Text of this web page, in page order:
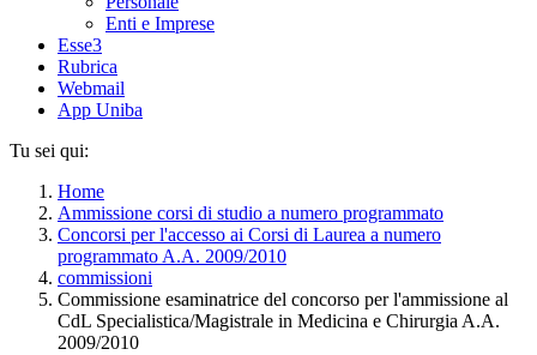
Enti e Imprese
Esse3
Rubrica
Webmail
App Uniba
Tu sei qui:
Home
Ammissione corsi di studio a numero programmato
Concorsi per l'accesso ai Corsi di Laurea a numero
programmato A.A. 2009/2010
commissioni
Commissione esaminatrice del concorso per l'ammissione al
CdL Specialistica/Magistrale in Medicina e Chirurgia A.A.
2009/2010